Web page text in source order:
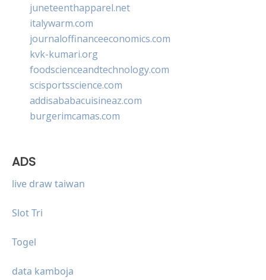
juneteenthapparel.net
italywarm.com
journaloffinanceeconomics.com
kvk-kumari.org
foodscienceandtechnology.com
scisportsscience.com
addisababacuisineaz.com
burgerimcamas.com
ADS
live draw taiwan
Slot Tri
Togel
data kamboja